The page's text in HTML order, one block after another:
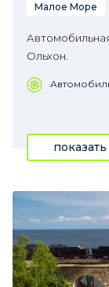
Малое Море
Ольхон.
показать